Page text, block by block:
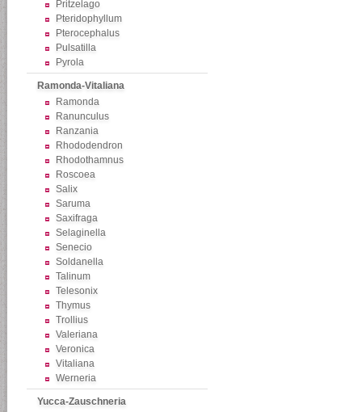
Pritzelago
Pteridophyllum
Pterocephalus
Pulsatilla
Pyrola
Ramonda-Vitaliana
Ramonda
Ranunculus
Ranzania
Rhododendron
Rhodothamnus
Roscoea
Salix
Saruma
Saxifraga
Selaginella
Senecio
Soldanella
Talinum
Telesonix
Thymus
Trollius
Valeriana
Veronica
Vitaliana
Werneria
Yucca-Zauschneria